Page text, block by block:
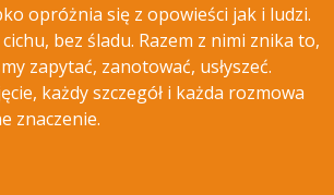
opróżnia się z opowieści jak i ludzi.
bez śladu. Razem z nimi znika to,
zapytać, zanotować, usłyszeć.
każdy szczegół i każda rozmowa
znaczenie.